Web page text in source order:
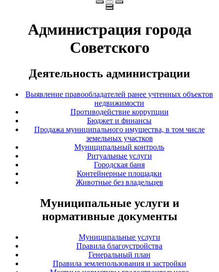
Администрация города
Советского
Деятельность администрации
Выявление правообладателей ранее учтенных объектов
недвижимости
Противодействие коррупции
Бюджет и финансы
Продажа муниципального имущества, в том числе
земельных участков
Муниципальный контроль
Ритуальные услуги
Городская баня
Контейнерные площадки
Животные без владельцев
Муниципальные услуги и
нормативные документы
Муниципальные услуги
Правила благоустройства
Генеральный план
Правила землепользования и застройки